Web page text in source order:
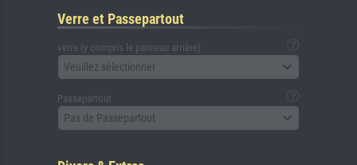
Verre et Passepartout
verre (y compris le panneau arrière)
Veuillez sélectionner
Passepartout
Pas de Passepartout